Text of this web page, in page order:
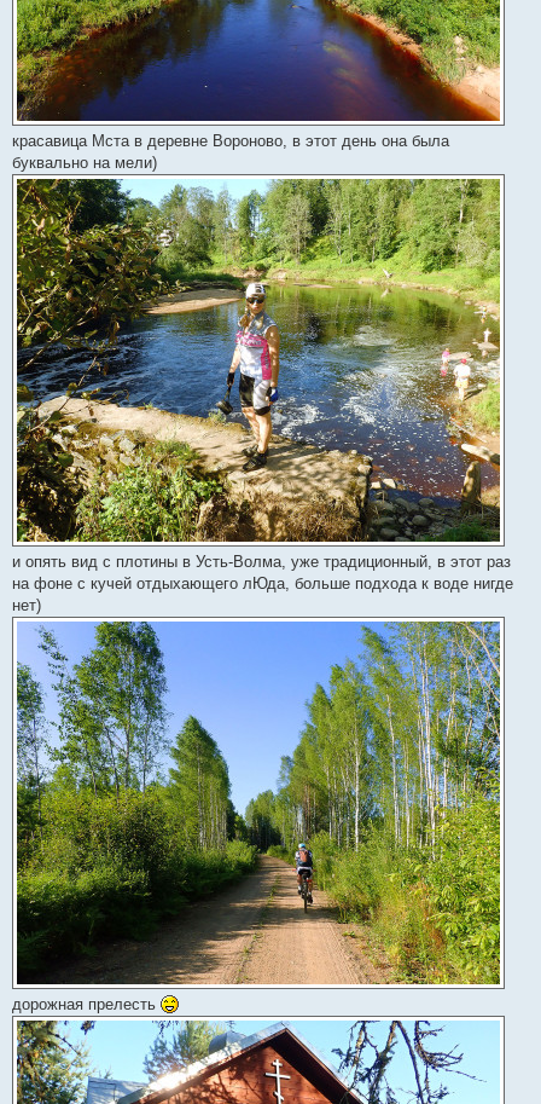
красавица Мста в деревне Вороново, в этот день она была
буквально на мели)
и опять вид с плотины в Усть-Волма, уже традиционный, в этот раз
на фоне с кучей отдыхающего лЮда, больше подхода к воде нигде
нет)
дорожная прелесть